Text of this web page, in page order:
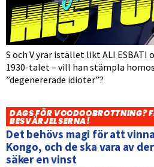
S och V yrar istället likt ALI ESBATI
1930-talet – vill han stämpla
”degenererade idioter”?
DAGS FÖR VOODOOBROTTNING?
BESVÄRJELSERNA!
Det behövs magi för att
Kongo, och de ska vara av
säker en vinst